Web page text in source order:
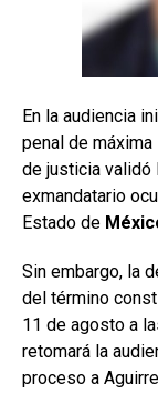
En la audiencia
penal de
de justicia validó
exmandatario
Estado de
Sin embargo, la
del término
11 de agosto a
retomará la
proceso a Aguirre